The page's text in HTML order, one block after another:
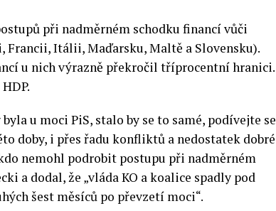
při nadměrném schodku financí vůči
Francii, Itálii, Maďarsku, Maltě a Slovensku).
u nich výrazně překročil tříprocentní hranici.
u moci PiS, stalo by se to samé, podívejte se
doby, i přes řadu konfliktů a nedostatek dobré
nemohl podrobit postupu při nadměrném
a dodal, že „vláda KO a koalice spadly pod
šest měsíců po převzetí moci“.